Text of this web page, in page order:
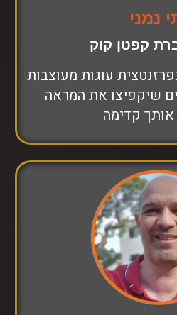
נמני
קפטן קוק
עוגות מעוצבות
שיקפיצו את המראה
אותך קדימה